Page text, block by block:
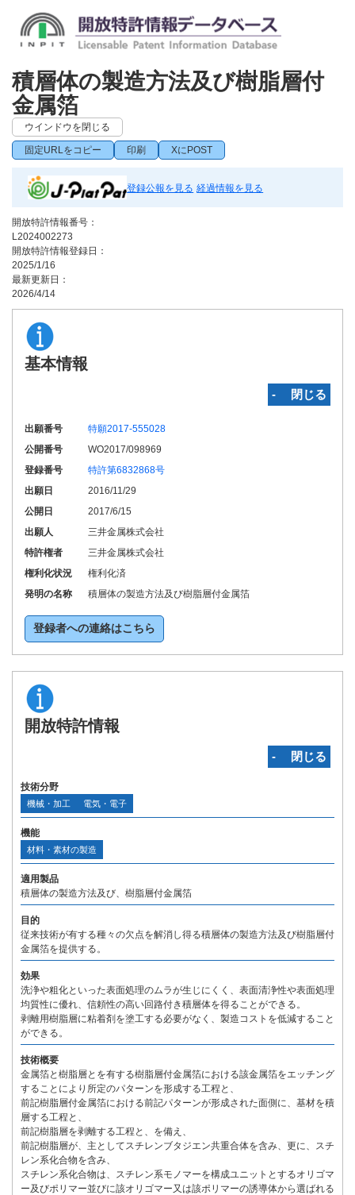
積層体の製造方法及び樹脂層付
金属箔
ウインドウを閉じる
固定URLをコピー 印刷 XにPOST
登録公報を見る 経過情報を見る
開放特許情報番号：
L2024002273
開放特許情報登録日：
2025/1/16
最新更新日：
2026/4/14
基本情報
‐ 閉じる
出願番号
特願2017-555028
公開番号
WO2017/098969
登録番号
特許第6832868号
出願日
2016/11/29
公開日
2017/6/15
出願人
三井金属株式会社
特許権者
三井金属株式会社
権利化状況
権利化済
発明の名称
積層体の製造方法及び樹脂層付金属箔
登録者への連絡はこちら
開放特許情報
‐ 閉じる
技術分野
機械・加工 電気・電子
機能
材料・素材の製造
適用製品
積層体の製造方法及び、樹脂層付金属箔
目的
従来技術が有する種々の欠点を解消し得る積層体の製造方法及び樹脂層付
金属箔を提供する。
効果
洗浄や粗化といった表面処理のムラが生じにくく、表面清浄性や表面処理
均質性に優れ、信頼性の高い回路付き積層体を得ることができる。
剥離用樹脂層に粘着剤を塗工する必要がなく、製造コストを低減すること
ができる。
技術概要
金属箔と樹脂層とを有する樹脂層付金属箔における該金属箔をエッチング
することにより所定のパターンを形成する工程と、
前記樹脂層付金属箔における前記パターンが形成された面側に、基材を積
層する工程と、
前記樹脂層を剥離する工程と、を備え、
前記樹脂層が、主としてスチレンブタジエン共重合体を含み、更に、スチ
レン系化合物を含み、
スチレン系化合物は、スチレン系モノマーを構成ユニットとするオリゴマ
ー及びポリマー並びに該オリゴマー又は該ポリマーの誘導体から選ばれる